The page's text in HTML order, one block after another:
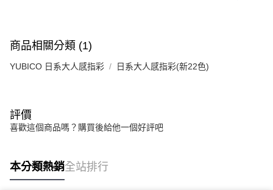
商品相關分類 (1)
YUBICO 日系大人感指彩 日系大人感指彩(新22色)
評價
喜歡這個商品嗎？購買後給他一個好評吧
本分類熱銷全站排行